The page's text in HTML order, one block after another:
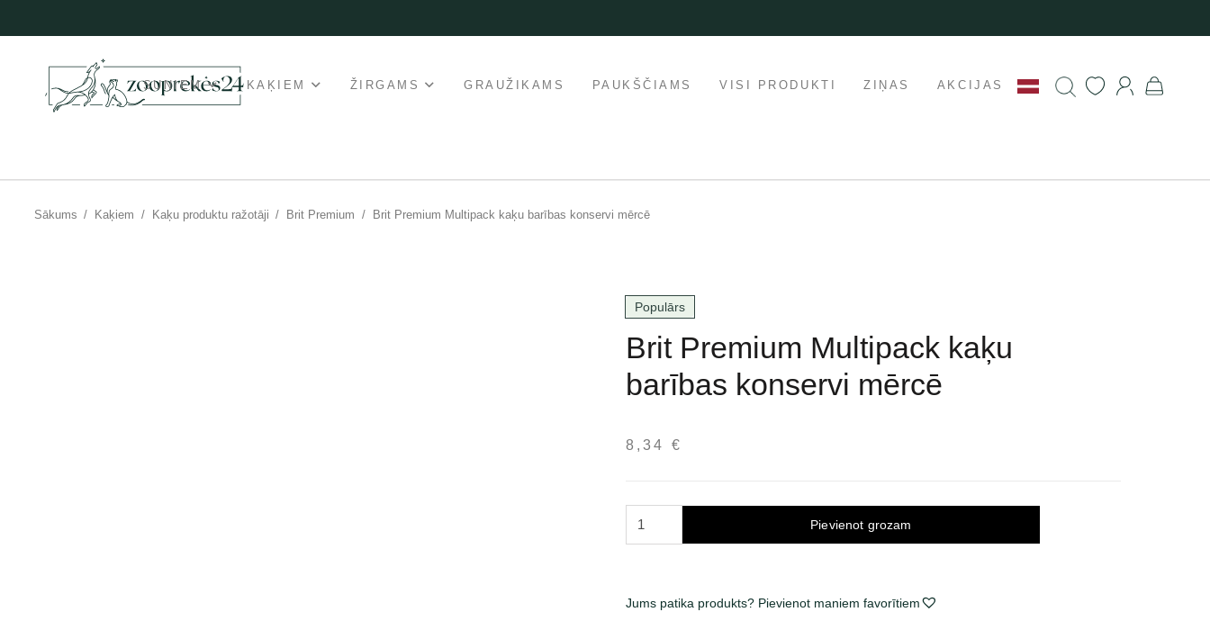
SUŅIEM KAĶIEM ŽIRGAMS GRAUŽIKAMS PAUKŠČIAMS VISI PRODUKTI ZIŅAS AKCIJAS
Sākums / Kaķiem / Kaķu produktu ražotāji / Brit Premium / Brit Premium Multipack kaķu barības konservi mērcē
Populārs
Brit Premium Multipack kaķu
barības konservi mērcē
8,34 €
rinkinys
Pievienot grozam
Jums patika produkts? Pievienot maniem favorītiem